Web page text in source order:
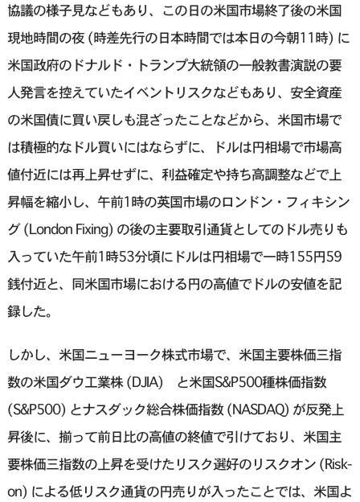
協議の様子見などもあり、この日の米国市場終了後の米国
現地時間の夜 (時差先行の日本時間では本日の今朝11時) に
米国政府のドナルド・トランプ大統領の一般教書演説の要
人発言を控えていたイベントリスクなどもあり、安全資産
の米国債に買い戻しも混ざったことなどから、米国市場で
は積極的なドル買いにはならずに、ドルは円相場で市場高
値付近には再上昇せずに、利益確定や持ち高調整などで上
昇幅を縮小し、午前1時の英国市場のロンドン・フィキシン
グ (London Fixing) の後の主要取引通貨としてのドル売りも
入っていた午前1時53分頃にドルは円相場で一時155円59
銭付近と、同米国市場における円の高値でドルの安値を記
録した。
しかし、米国ニューヨーク株式市場で、米国主要株価三指
数の米国ダウ工業株 (DJIA) と米国S&P500種株価指数
(S&P500) とナスダック総合株価指数 (NASDAQ) が反発上
昇後に、揃って前日比の高値の終値で引けており、米国主
要株価三指数の上昇を受けたリスク選好のリスクオン (Risk-
on) による低リスク通貨の円売りが入ったことでは、米国よ